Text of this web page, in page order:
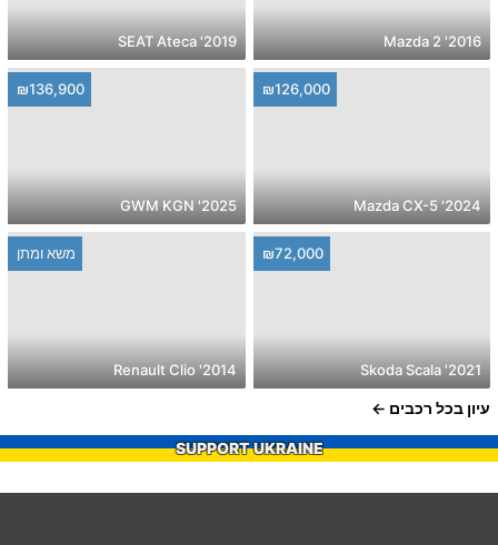
2016' Mazda 2
2019' SEAT Ateca
₪126,000
2024' Mazda CX-5
₪136,900
2025' GWM KGN
₪72,000
2021' Skoda Scala
משא ומתן
2014' Renault Clio
עיון בכל רכבים
SUPPORT UKRAINE